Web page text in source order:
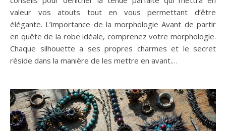
valeur vos atouts tout en vous permettant d’être
élégante. L’importance de la morphologie Avant de partir
en quête de la robe idéale, comprenez votre morphologie.
Chaque silhouette a ses propres charmes et le secret
réside dans la manière de les mettre en avant.…